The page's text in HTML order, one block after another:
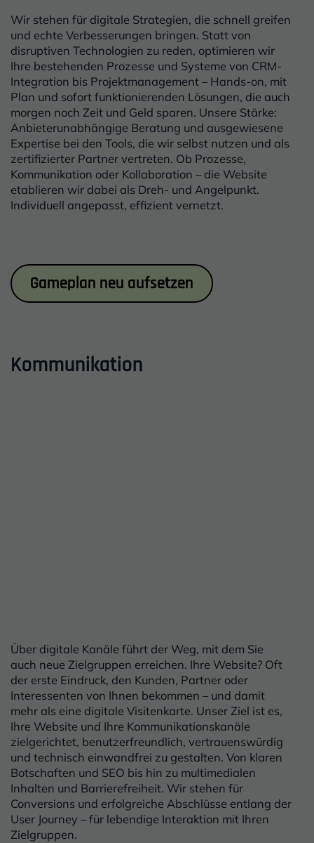
Wir stehen für digitale Strategien, die schnell greifen
und echte Verbesserungen bringen. Statt von
disruptiven Technologien zu reden, optimieren wir
Ihre bestehenden Prozesse und Systeme von CRM-
Integration bis Projektmanagement – Hands-on, mit
Plan und sofort funktionierenden Lösungen, die auch
morgen noch Zeit und Geld sparen. Unsere Stärke:
Anbieterunabhängige Beratung und ausgewiesene
Expertise bei den Tools, die wir selbst nutzen und als
zertifizierter Partner vertreten. Ob Prozesse,
Kommunikation oder Kollaboration – die Website
etablieren wir dabei als Dreh- und Angelpunkt.
Individuell angepasst, effizient vernetzt.
Inhalt
Gameplan neu aufsetzen
Einleitung
Kommunikation
Über digitale Kanäle führt der Weg, mit dem Sie
auch neue Zielgruppen erreichen. Ihre Website? Oft
der erste Eindruck, den Kunden, Partner oder
Interessenten von Ihnen bekommen – und damit
mehr als eine digitale Visitenkarte. Unser Ziel ist es,
Ihre Website und Ihre Kommunikationskanäle
zielgerichtet, benutzerfreundlich, vertrauenswürdig
und technisch einwandfrei zu gestalten. Von klaren
Botschaften und SEO bis hin zu multimedialen
Inhalten und Barrierefreiheit. Wir stehen für
Conversions und erfolgreiche Abschlüsse entlang der
User Journey – für lebendige Interaktion mit Ihren
Zielgruppen.